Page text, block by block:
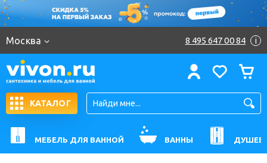
Москва 8 495 647 00 84 i
КАТАЛОГ
МЕБЕЛЬ ДЛЯ ВАННОЙ ВАННЫ